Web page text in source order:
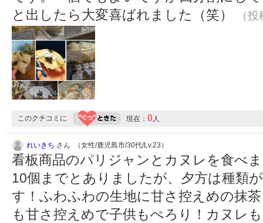
と出したら大変喜ばれました（笑）
（
このクチコミに 現在： 0人
れいきち さん （女性/鹿児島市/30代/Lv.23）
看板商品のパリジャンとカヌレを食べ
10個までとありましたが、夕方は種類
す！ふわふわの生地に甘さ控えめの抹
も甘さ控えめで子供もぺろり！カヌレ